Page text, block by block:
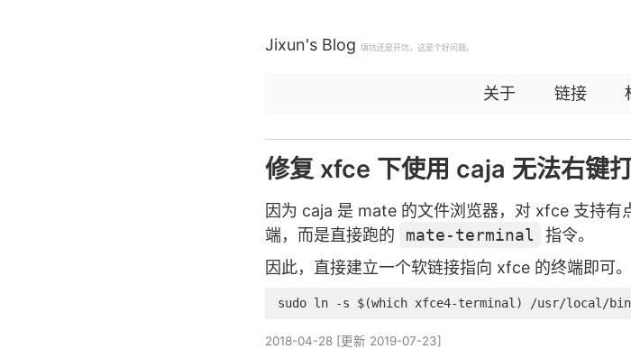
Jixun's Blog 填坑还是开坑，这是个好问题。
关于 链接
修复 xfce 下使用 caja 无法右键
因为 caja 是 mate 的文件浏览器，对 xfce 支持有
端，而是直接跑的
mate-terminal
指令。
因此，直接建立一个软链接指向 xfce 的终端即可。
2018-04-28 [更新 2019-07-23]